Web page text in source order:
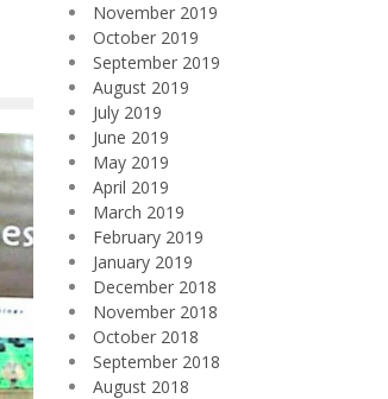
November 2019
October 2019
September 2019
August 2019
July 2019
June 2019
May 2019
April 2019
March 2019
February 2019
January 2019
December 2018
November 2018
October 2018
September 2018
August 2018